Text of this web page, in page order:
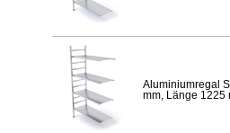
Aluminiumregal
mm, Länge 1225